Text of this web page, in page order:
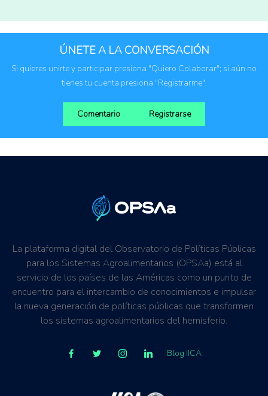
Colombia
ÚNETE A LA CONVERSACIÓN
Si quieres unirte y participar presiona "Quiero Colaborar"; si aún no
tienes tu cuenta presiona "Registrarme".
Comentario Registrarse
La plataforma digital del Observatorio de Políticas Públicas
para los Sistemas Agroalimentarios (OPSAa) está al
servicio de los países de las Américas como un punto de
encuentro para el intercambio de conocimientos e impulsar
la nueva generación de políticas públicas que transformen
los sistemas agroalimentarios del hemisferio.
Blog IICA